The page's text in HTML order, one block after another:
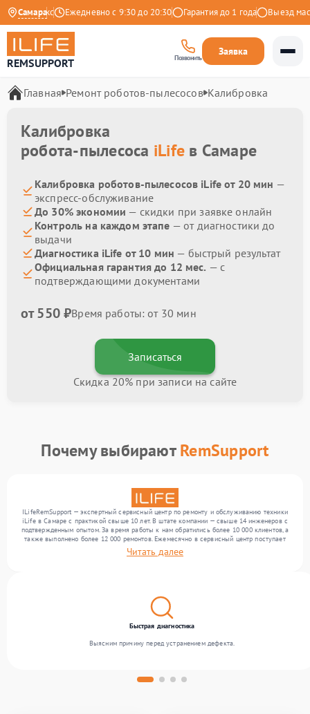
Самара
на Яндекс Ежедневно с 9:30 до 20:30 Гарантия до 1 года Выезд
REMSUPPORT Позвонить
Заявка
Главная Ремонт роботов-пылесосов Калибровка
Калибровка
робота-пылесоса iLife в Самаре
Калибровка роботов-пылесосов iLife от 20 мин —
экспресс-обслуживание
До 30% экономии — скидки при заявке онлайн
Контроль на каждом этапе — от диагностики до
выдачи
Диагностика iLife от 10 мин — быстрый результат
Официальная гарантия до 12 мес. — с
подтверждающими документами
от 550 ₽Время работы: от 30 мин
Записаться
Скидка 20% при записи на сайте
Почему выбираютRemSupport
ILifeRemSupport — экспертный сервисный центр по ремонту и обслуживанию техники
iLife в Самаре с практикой свыше 10 лет. В штате компании — свыше 14 инженеров с
подтвержденным опытом. За время работы к нам обратились более 10 000 клиентов, а
также выполнено более 12 000 ремонтов. Ежемесячно в сервисный центр поступает
свыше 300 единиц техники, включая , , . Мы выполняем ремонт различного уровня
сложности и предлагаем стабильный уровень сервиса благодаря опыту команды.
Читать далее
Быстрая диагностика
Выясним причину перед устранением дефекта.